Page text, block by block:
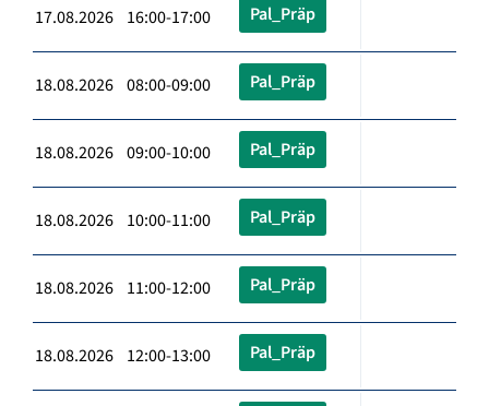
17.08.2026 16:00-17:00 Pal_Präp
18.08.2026 08:00-09:00 Pal_Präp
18.08.2026 09:00-10:00 Pal_Präp
18.08.2026 10:00-11:00 Pal_Präp
18.08.2026 11:00-12:00 Pal_Präp
18.08.2026 12:00-13:00 Pal_Präp